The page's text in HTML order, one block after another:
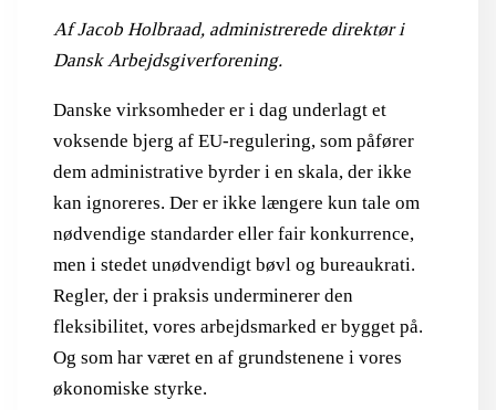
Af Jacob Holbraad, administrerede direktør i
Dansk Arbejdsgiverforening.
Danske virksomheder er i dag underlagt et
voksende bjerg af EU-regulering, som påfører
dem administrative byrder i en skala, der ikke
kan ignoreres. Der er ikke længere kun tale om
nødvendige standarder eller fair konkurrence,
men i stedet unødvendigt bøvl og bureaukrati.
Regler, der i praksis underminerer den
fleksibilitet, vores arbejdsmarked er bygget på.
Og som har været en af grundstenene i vores
økonomiske styrke.